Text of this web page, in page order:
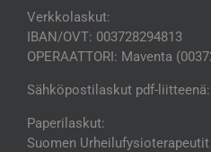
Verkkolaskut:
IBAN/OVT: 003728294813
OPERAATTORI: Maventa
Sähköpostilaskut pdf-
Paperilaskut:
Suomen